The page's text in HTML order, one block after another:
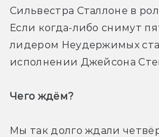
Сильвестра Сталлоне в
Если когда-либо снимут
лидером Неудержимых
исполнении Джейсона
Чего ждём?
Мы так долго ждали